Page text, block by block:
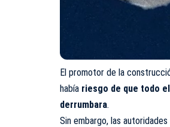
El promotor de la
había riesgo de que todo
derrumbara.
Sin embargo, las